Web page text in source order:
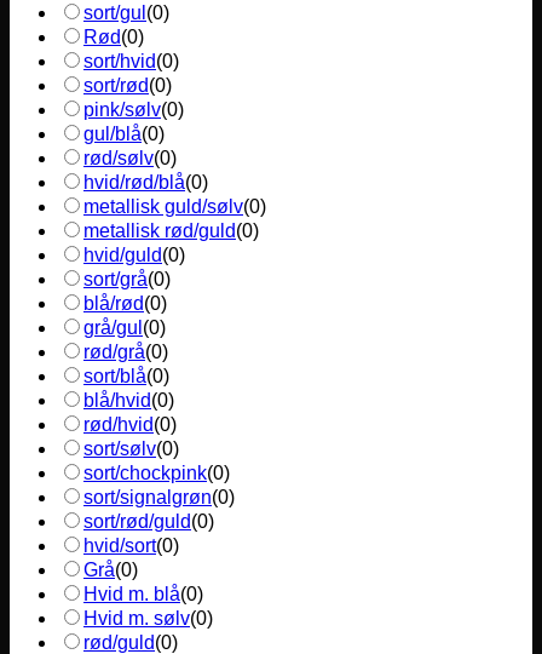
sort/gul (0)
Rød(0)
sort/hvid(0)
sort/rød(0)
pink/sølv(0)
gul/blå(0)
rød/sølv(0)
hvid/rød/blå(0)
metallisk guld/sølv(0)
metallisk rød/guld(0)
hvid/guld(0)
sort/grå(0)
blå/rød(0)
grå/gul (0)
rød/grå(0)
sort/blå(0)
blå/hvid(0)
rød/hvid(0)
sort/sølv(0)
sort/chockpink(0)
sort/signalgrøn(0)
sort/rød/guld(0)
hvid/sort(0)
Grå(0)
Hvid m. blå(0)
Hvid m. sølv(0)
rød/guld(0)